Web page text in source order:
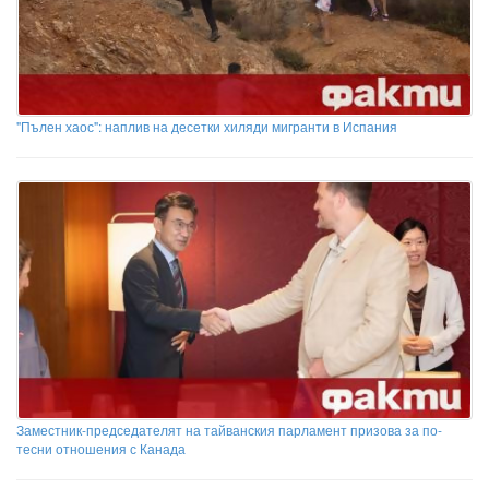
"Пълен хаос": наплив на десетки хиляди мигранти в Испания
Заместник-председателят на тайванския парламент призова за по-
тесни отношения с Канада